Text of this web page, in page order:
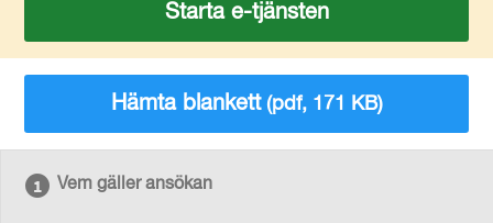
Starta e-tjänsten
Hämta blankett(pdf, 171 KB)
Vem gäller ansökan